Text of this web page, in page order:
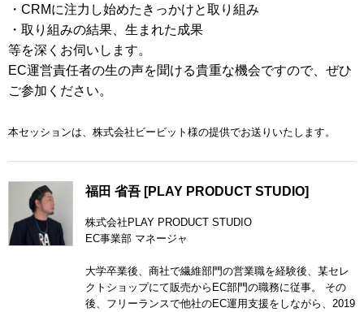
・CRMに注力し始めたきっかけと取り組み
・取り組みの結果、生まれた成果
等を深くお伺いします。
EC運営責任者の生の声を聞ける貴重な機会ですので、ぜひ
ご参加ください。
本セッションは、株式会社ビービット様の提供でお送りいたします。
福田 省吾 [PLAY PRODUCT STUDIO]
株式会社PLAY PRODUCT STUDIO
EC事業部 マネージャ
大学卒業後、商社で繊維部門の営業職を経験後、某セレ
クトショップにて販売からEC部門の職務に従事。 その
後、フリーランスで他社のEC運用支援をしながら、2019